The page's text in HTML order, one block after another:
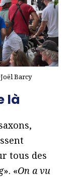
Barcy
là
tous des
». «On a vu